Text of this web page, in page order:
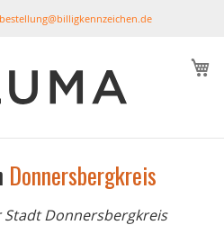
bestellung@billigkennzeichen.de
Donnersbergkreis
Stadt Donnersbergkreis